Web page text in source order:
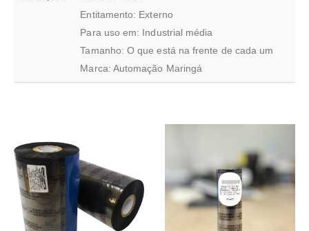
Entitamento: Externo
Para uso em: Industrial média
Tamanho: O que está na frente de cada um
Marca: Automação Maringá